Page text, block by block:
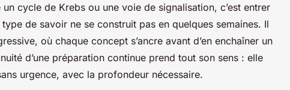
cycle de Krebs ou une voie de signalisation, c’est entrer
de savoir ne se construit pas en quelques semaines. Il
où chaque concept s’ancre avant d’en enchaîner un
d’une préparation continue prend tout son sens : elle
urgence, avec la profondeur nécessaire.